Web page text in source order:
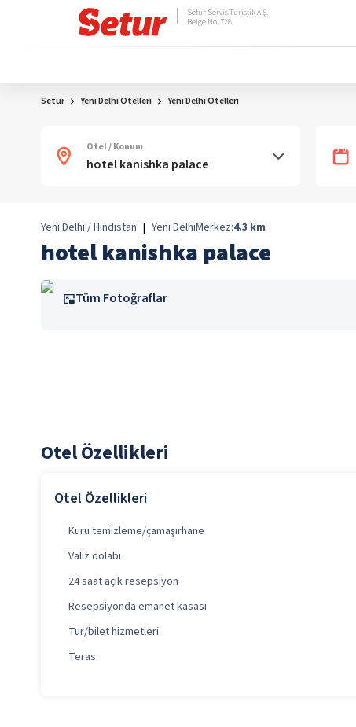
Setur Servis Turistik A.Ş.
Belge No: 728
Setur Yeni Delhi Otelleri Yeni Delhi Otelleri
Otel / Konum
Yeni Delhi / Hindistan | Yeni DelhiMerkez:4.3 km
hotel kanishka palace
Tüm Fotoğraflar
Otel Özellikleri
Otel Özellikleri
Kuru temizleme/çamaşırhane
Valiz dolabı
24 saat açık resepsiyon
Resepsiyonda emanet kasası
Tur/bilet hizmetleri
Teras